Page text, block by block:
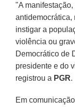
"A
antidemocrática,
instigar a
violência ou
Democrático de
presidente e do
registrou a PGR.
Em